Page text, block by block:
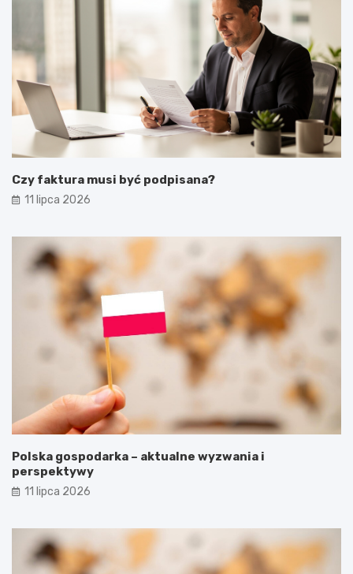
Czy faktura musi być podpisana?
11 lipca 2026
Polska gospodarka – aktualne wyzwania i
perspektywy
11 lipca 2026